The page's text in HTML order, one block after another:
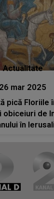
Actualitate
26 mar 2025
pică Floriile
obiceiuri de
în